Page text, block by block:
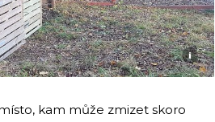
i
kam může zmizet skoro